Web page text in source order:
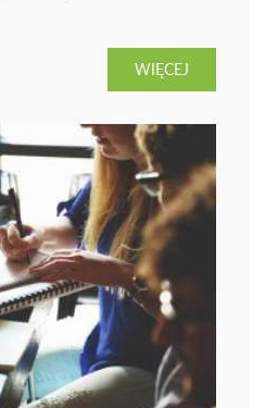
WIĘCEJ